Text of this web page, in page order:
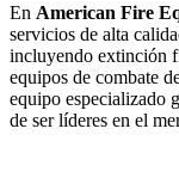
En American Fire
servicios de alta
incluyendo extinción
equipos de combate
equipo especializado
de ser líderes en el